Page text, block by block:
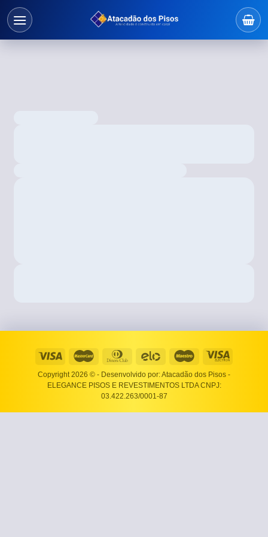
Copyright 2026 © - Desenvolvido por: Atacadão dos Pisos -
ELEGANCE PISOS E REVESTIMENTOS LTDA CNPJ:
03.422.263/0001-87